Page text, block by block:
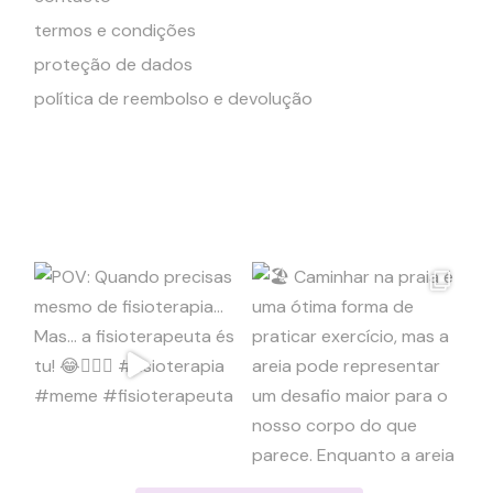
termos e condições
proteção de dados
política de reembolso e devolução